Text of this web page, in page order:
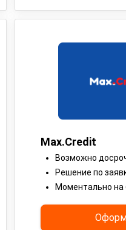
Max.Credit
Возможно
Решение по
Моментально на